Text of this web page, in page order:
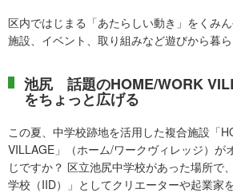
区内ではじまる「あたらしい動き」をくみん
施設、イベント、取り組みなど遊びから暮ら
池尻 話題のHOME/WORK
をちょっと広げる
この夏、中学校跡地を活用した複合施設「
VILLAGE」（ホーム/ワークヴィレッジ）が
じですか？ 区立池尻中学校があった場所で
学校（IID）」としてクリエーターや起業家